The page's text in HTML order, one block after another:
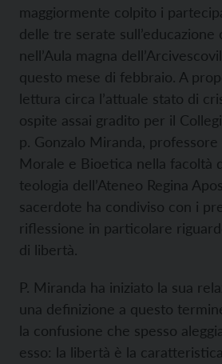
maggiormente colpito i
delle tre serate sull’educazione
nell’Aula magna
questo mese di febbraio. A
lettura circa l’attuale stato di
ospite assai gradito per il
p. Gonzalo Miranda, professore
Morale e Bioetica nella facoltà
teologia dell’Ateneo Regina
sacerdote ha condiviso con i
riflessione in particolare
di libertà.
P. Miranda ha iniziato la sua
una definizione a questo
la confusione che spesso
esso: la libertà è la